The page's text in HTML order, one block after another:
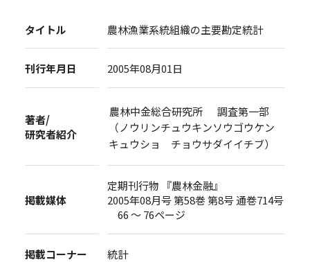
タイトル 農林漁業系統組織の主要勘定統計
刊行年月日 2005年08月01日
著者/
研究者紹介
農林中金総合研究所 調査第一部
（ノウリンチュウキンソウゴウケン
キュウショ チョウサダイイチブ）
掲載媒体
定期刊行物 『農林金融』
2005年08月号 第58巻 第8号 通巻714号
66 ～ 76ページ
掲載コーナー 統計